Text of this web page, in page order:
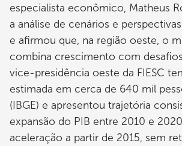
especialista econômico, Matheus
a análise de cenários e
e afirmou que, na região oeste, o
combina crescimento com
vice-presidência oeste da FIESC
estimada em cerca de 640 mil
(IBGE) e apresentou trajetória
expansão do PIB entre 2010 e
aceleração a partir de 2015, sem